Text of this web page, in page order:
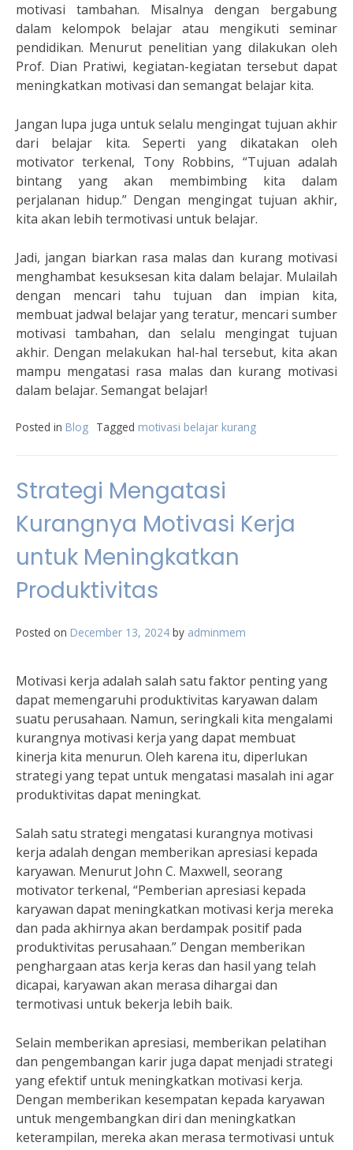
motivasi tambahan. Misalnya dengan bergabung
dalam kelompok belajar atau mengikuti seminar
pendidikan. Menurut penelitian yang dilakukan oleh
Prof. Dian Pratiwi, kegiatan-kegiatan tersebut dapat
meningkatkan motivasi dan semangat belajar kita.
Jangan lupa juga untuk selalu mengingat tujuan akhir
dari belajar kita. Seperti yang dikatakan oleh
motivator terkenal, Tony Robbins, “Tujuan adalah
bintang yang akan membimbing kita dalam
perjalanan hidup.” Dengan mengingat tujuan akhir,
kita akan lebih termotivasi untuk belajar.
Jadi, jangan biarkan rasa malas dan kurang motivasi
menghambat kesuksesan kita dalam belajar. Mulailah
dengan mencari tahu tujuan dan impian kita,
membuat jadwal belajar yang teratur, mencari sumber
motivasi tambahan, dan selalu mengingat tujuan
akhir. Dengan melakukan hal-hal tersebut, kita akan
mampu mengatasi rasa malas dan kurang motivasi
dalam belajar. Semangat belajar!
Posted in Blog Tagged motivasi belajar kurang
Strategi Mengatasi
Kurangnya Motivasi Kerja
untuk Meningkatkan
Produktivitas
Posted on December 13, 2024 by adminmem
Motivasi kerja adalah salah satu faktor penting yang
dapat memengaruhi produktivitas karyawan dalam
suatu perusahaan. Namun, seringkali kita mengalami
kurangnya motivasi kerja yang dapat membuat
kinerja kita menurun. Oleh karena itu, diperlukan
strategi yang tepat untuk mengatasi masalah ini agar
produktivitas dapat meningkat.
Salah satu strategi mengatasi kurangnya motivasi
kerja adalah dengan memberikan apresiasi kepada
karyawan. Menurut John C. Maxwell, seorang
motivator terkenal, “Pemberian apresiasi kepada
karyawan dapat meningkatkan motivasi kerja mereka
dan pada akhirnya akan berdampak positif pada
produktivitas perusahaan.” Dengan memberikan
penghargaan atas kerja keras dan hasil yang telah
dicapai, karyawan akan merasa dihargai dan
termotivasi untuk bekerja lebih baik.
Selain memberikan apresiasi, memberikan pelatihan
dan pengembangan karir juga dapat menjadi strategi
yang efektif untuk meningkatkan motivasi kerja.
Dengan memberikan kesempatan kepada karyawan
untuk mengembangkan diri dan meningkatkan
keterampilan, mereka akan merasa termotivasi untuk